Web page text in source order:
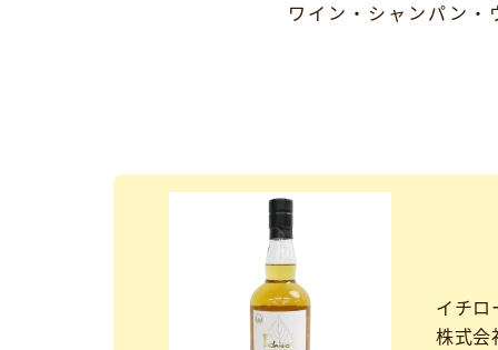
ワイン・シャンパン
イチロ
株式会